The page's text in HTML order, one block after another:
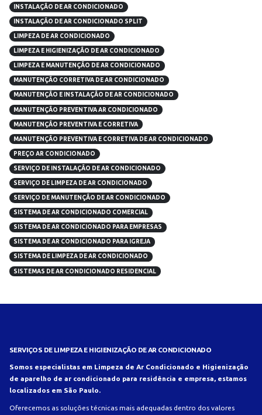
INSTALAÇÃO DE AR CONDICIONADO
INSTALAÇÃO DE AR CONDICIONADO SPLIT
LIMPEZA DE AR CONDICIONADO
LIMPEZA E HIGIENIZAÇÃO DE AR CONDICIONADO
LIMPEZA E MANUTENÇÃO DE AR CONDICIONADO
MANUTENÇÃO CORRETIVA DE AR CONDICIONADO
MANUTENÇÃO E INSTALAÇÃO DE AR CONDICIONADO
MANUTENÇÃO PREVENTIVA AR CONDICIONADO
MANUTENÇÃO PREVENTIVA E CORRETIVA
MANUTENÇÃO PREVENTIVA E CORRETIVA DE AR CONDICIONADO
PREÇO AR CONDICIONADO
SERVIÇO DE INSTALAÇÃO DE AR CONDICIONADO
SERVIÇO DE LIMPEZA DE AR CONDICIONADO
SERVIÇO DE MANUTENÇÃO DE AR CONDICIONADO
SISTEMA DE AR CONDICIONADO COMERCIAL
SISTEMA DE AR CONDICIONADO PARA EMPRESAS
SISTEMA DE AR CONDICIONADO PARA IGREJA
SISTEMA DE LIMPEZA DE AR CONDICIONADO
SISTEMAS DE AR CONDICIONADO RESIDENCIAL
SERVIÇOS DE LIMPEZA E HIGIENIZAÇÃO DE AR CONDICIONADO
Somos especialistas em Limpeza de Ar Condicionado e Higienização
de aparelho de ar condicionado para residência e empresa, estamos
localizados em São Paulo.
Oferecemos as soluções técnicas mais adequadas dentro dos valores